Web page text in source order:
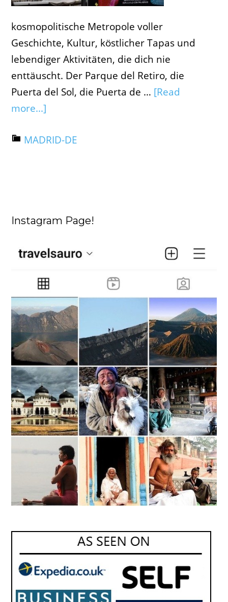
kosmopolitische Metropole voller
Geschichte, Kultur, köstlicher Tapas und
lebendiger Aktivitäten, die dich nie
enttäuscht. Der Parque del Retiro, die
Puerta del Sol, die Puerta de … [Read
more...]
MADRID-DE
Instagram Page!